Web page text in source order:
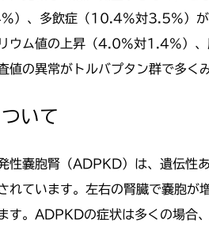
）、多飲症（10.4%対3.5%）が
ウム値の上昇（4.0%対1.4%）
値の異常がトルバプタン群で多く
いて
性嚢胞腎（ADPKD）は、遺伝
れています。左右の腎臓で嚢胞
す。ADPKDの症状は多くの場合